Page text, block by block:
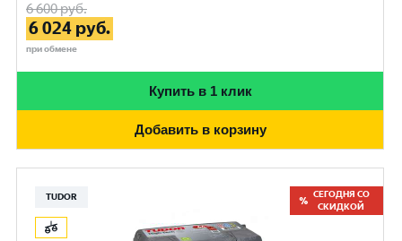
6 600руб.
6 024 руб.
при обмене
Купить в 1 клик
Добавить в корзину
TUDOR
СЕГОДНЯ СО
СКИДКОЙ